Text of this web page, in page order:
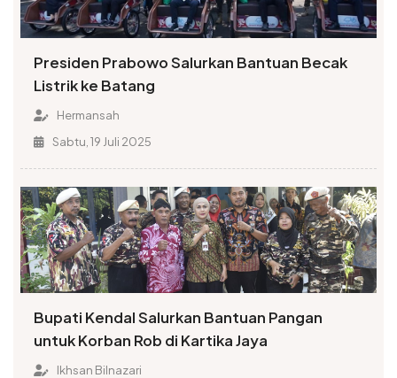
Presiden Prabowo Salurkan Bantuan Becak
Listrik ke Batang
Hermansah
Sabtu, 19 Juli 2025
Bupati Kendal Salurkan Bantuan Pangan
untuk Korban Rob di Kartika Jaya
Ikhsan Bilnazari